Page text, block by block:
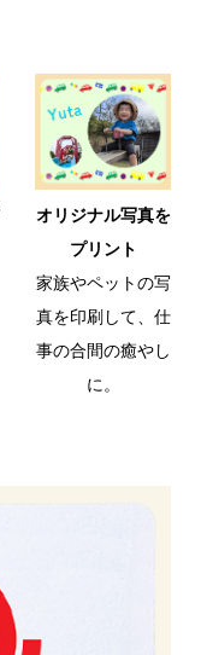
オリジナル写真を
プリント
家族やペットの写
真を印刷して、仕
事の合間の癒やし
に。